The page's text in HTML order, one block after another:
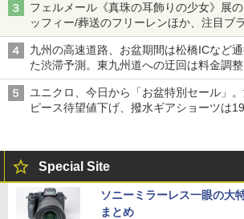
フェルメール《真珠の耳飾りの少女》展
ッフィー/葬送のフリーレンほか、注目ブ
九州の高速道路、お盆期間は松橋ICなど
た渋滞予測。東九州道への迂回は料金調
ユニクロ、今日から「お盆特別セール」
ピース待望値下げ、撥水ギアショーツは
Special Site
ソニーミラーレス一眼の大
まとめ